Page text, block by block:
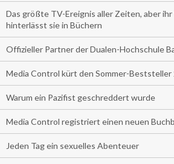
Das größte TV-Ereignis aller Zeiten, aber
hinterlässt sie in Büchern
Offizieller Partner der Dualen-Hochschule
Media Control kürt den Sommer-Beststeller
Warum ein Pazifist geschreddert wurde
Media Control registriert einen neuen
Jeden Tag ein sexuelles Abenteuer